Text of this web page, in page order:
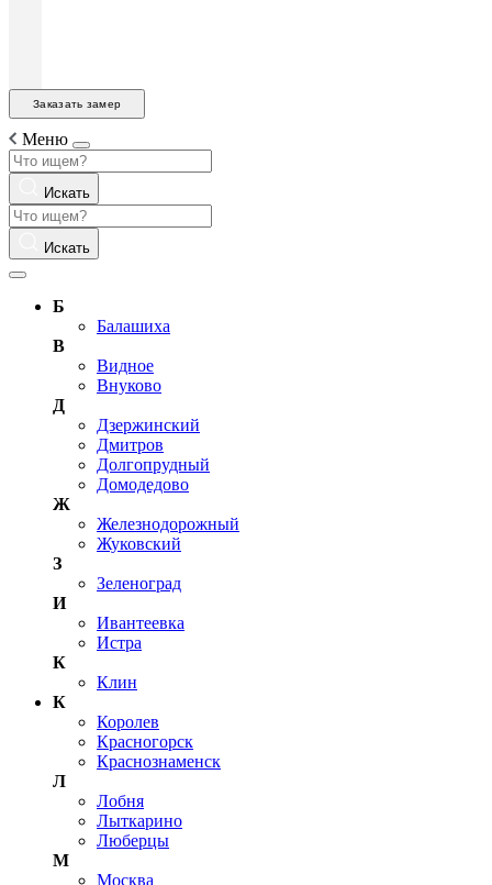
Заказать замер
Меню
Искать
Искать
Б
Балашиха
В
Видное
Внуково
Д
Дзержинский
Дмитров
Долгопрудный
Домодедово
Ж
Железнодорожный
Жуковский
З
Зеленоград
И
Ивантеевка
Истра
К
Клин
К
Королев
Красногорск
Краснознаменск
Л
Лобня
Лыткарино
Люберцы
М
Москва